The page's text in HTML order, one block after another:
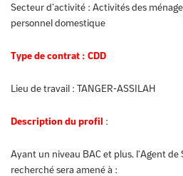
Secteur d’activité : Activités des
personnel domestique
Type de contrat : CDD
Lieu de travail : TANGER-ASSILAH
Description du profil :
Ayant un niveau BAC et plus, l’Agent
recherché sera amené à :